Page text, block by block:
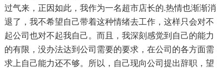
过气来，正因如此，我作为一名超市店长的.热情也渐渐消
退了，我不希望自己带着这种情绪去工作，这样只会对不
起公司也对不起我自己。而且，我深刻感觉到自己的能力
的有限，没办法达到公司需要的要求，在公司的各方面需
求上自己能力还不够。所以，自己现向公司提出辞职，望